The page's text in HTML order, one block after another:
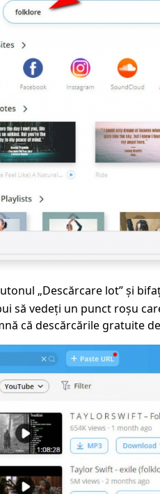
„Descărcare lot” și
să vedeți un punct roșu
că descărcările gratuite